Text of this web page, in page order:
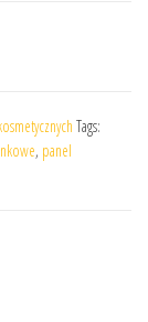
Tags:
, panel